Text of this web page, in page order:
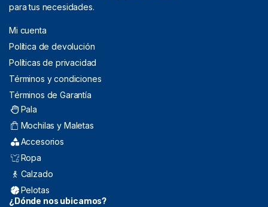
para tus necesidades.
Mi cuenta
Política de devolución
Políticas de privacidad
Términos y condiciones
Términos de Garantía
Pala
Mochilas y Maletas
Accesorios
Ropa
Calzado
Pelotas
¿Dónde nos ubicamos?